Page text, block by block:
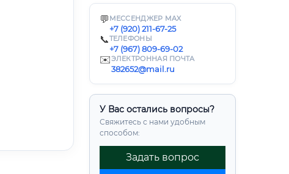
💬 МЕССЕНДЖЕР MAX
+7 (920) 211-67-25
📞ТЕЛЕФОНЫ
+7 (967) 809-69-02
✉️ЭЛЕКТРОННАЯ ПОЧТА
382652@mail.ru
У Вас остались вопросы?
Свяжитесь с нами удобным
способом:
Задать вопрос